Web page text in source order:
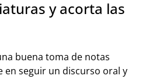
y acorta las
buena toma de notas
en seguir un discurso oral y